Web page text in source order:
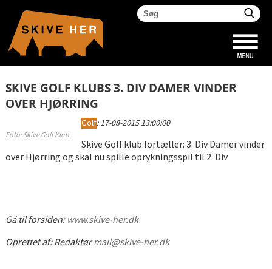
SKIVE GOLF KLUBS 3. DIV DAMER VINDER
OVER HJØRRING
Foto: Skive Golf Klub
Golf:17-08-2015 13:00:00
Skive Golf klub fortæller: 3. Div Damer vinder
over Hjørring og skal nu spille oprykningsspil til 2. Div
Gå til forsiden:www.skive-her.dk
Oprettet af:Redaktørmail@skive-her.dk